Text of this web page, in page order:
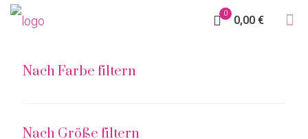
0
0,00 €
Nach Farbe filtern
Nach Größe filtern